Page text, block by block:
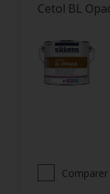
Cetol BL
Comparer